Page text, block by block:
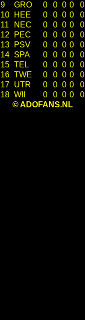
9
GRO 0 0 0 0
0
10
HEE 0 0 0 0
0
11
NEC 0 0 0 0
0
12
PEC 0 0 0 0
0
13
PSV 0 0 0 0
0
14 SPA 0 0 0 0
0
15 TEL 0 0 0 0
0
16 TWE 0 0 0 0
0
17 UTR 0 0 0 0
0
18 WII 0 0 0 0
0
© ADOFANS.NL